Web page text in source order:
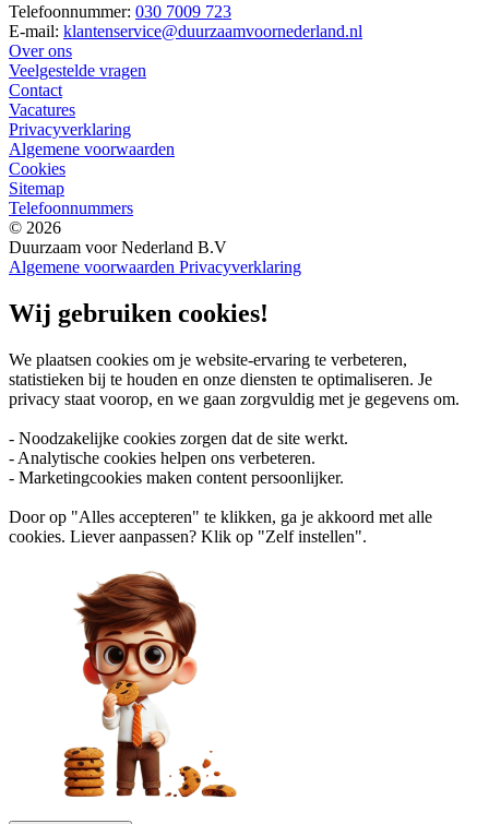
Telefoonnummer: 030 7009 723
E-mail: klantenservice@duurzaamvoornederland.nl
Over ons
Veelgestelde vragen
Contact
Vacatures
Privacyverklaring
Algemene voorwaarden
Cookies
Sitemap
Telefoonnummers
© 2026
Duurzaam voor Nederland B.V
Algemene voorwaarden Privacyverklaring
Wij gebruiken cookies!
We plaatsen cookies om je website-ervaring te verbeteren,
statistieken bij te houden en onze diensten te optimaliseren. Je
privacy staat voorop, en we gaan zorgvuldig met je gegevens om.
- Noodzakelijke cookies zorgen dat de site werkt.
- Analytische cookies helpen ons verbeteren.
- Marketingcookies maken content persoonlijker.
Door op "Alles accepteren" te klikken, ga je akkoord met alle
cookies. Liever aanpassen? Klik op "Zelf instellen".